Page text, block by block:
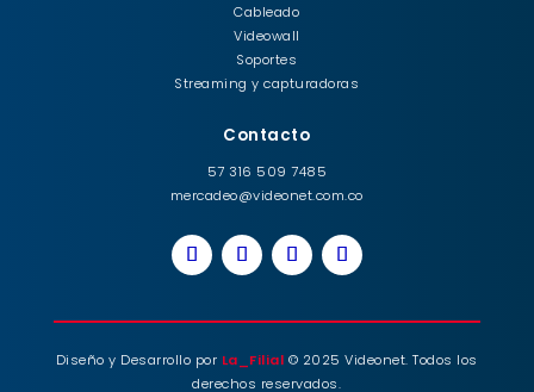
Cableado
Videowall
Soportes
Streaming y capturadoras
Contacto
57 316 509 7485
mercadeo@videonet.com.co
Diseño y Desarrollo por La_Filial © 2025 Videonet. Todos los
derechos reservados.